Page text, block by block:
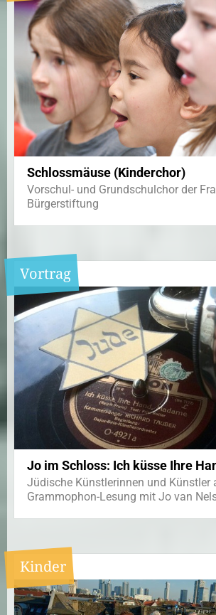
Schlossmäuse (Kinderchor)
Vorschul- und Grundschulchor der
Bürgerstiftung
Vortrag
Jo im Schloss: Ich küsse Ihre
Jüdische Künstlerinnen und Künstler
Grammophon-Lesung mit Jo van
Kinder